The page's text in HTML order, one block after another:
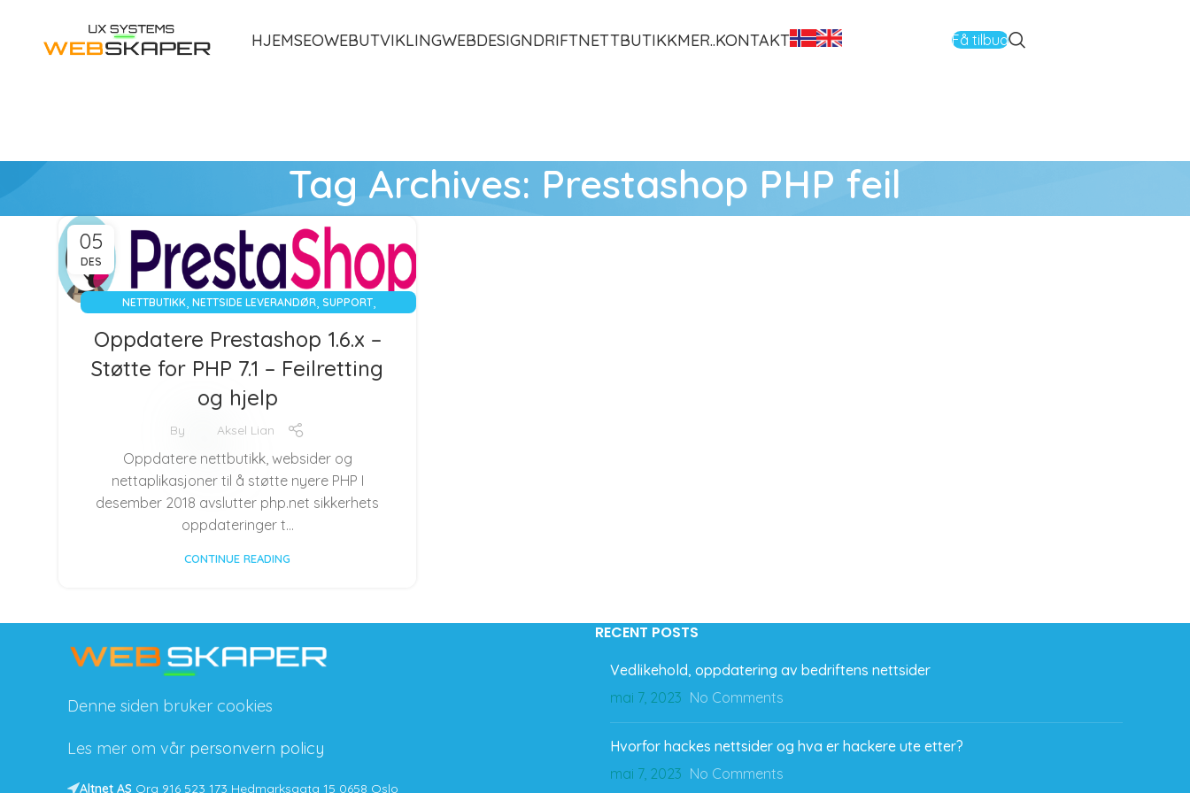
HJEMSEOWEBUTVIKLINGWEBDESIGNDRIFTNETTBUTIKKMER..KONTAKT Få tilbud
Tag Archives: Prestashop PHP feil
05
DES
NETTBUTIKK, NETTSIDE LEVERANDØR, SUPPORT,
Oppdatere Prestashop 1.6.x –
Støtte for PHP 7.1 – Feilretting
og hjelp
By Aksel Lian
Oppdatere nettbutikk, websider og
nettaplikasjoner til å støtte nyere PHP I
desember 2018 avslutter php.net sikkerhets
oppdateringer t...
CONTINUE READING
Denne siden bruker cookies
Les mer om vår personvern policy
Altnet AS Org 916 523 173 Hedmarksgata 15 0658 Oslo
RECENT POSTS
Vedlikehold, oppdatering av bedriftens nettsider
mai 7, 2023 No Comments
Hvorfor hackes nettsider og hva er hackere ute etter?
mai 7, 2023 No Comments